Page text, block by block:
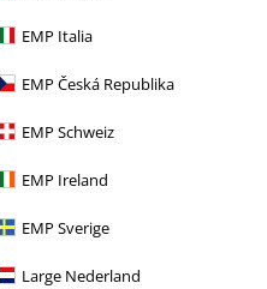
EMP Italia
EMP Česká Republika
EMP Schweiz
EMP Ireland
EMP Sverige
Large Nederland
Camisetas